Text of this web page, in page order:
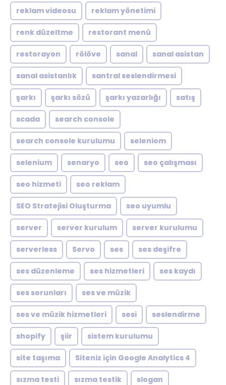
reklam videosu reklam yönetimi
renk düzeltme restorant menü
restorayon rölöve sanal sanal asistan
sanal asistanlık santral seslendirmesi
şarkı şarkı sözü şarkı yazarlığı satış
scada search console
search console kurulumu seleniom
selenium senaryo seo seo çalışması
seo hizmeti seo reklam
SEO Stratejisi Oluşturma seo uyumlu
server server kurulum server kurulumu
serverless Servo ses ses deşifre
ses düzenleme ses hizmetleri ses kaydı
ses sorunları ses ve müzik
ses ve müzik hizmetleri sesi seslendirme
shopify şiir sistem kurulumu
site taşıma Siteniz için Google Analytics 4
sızma testi sızma testik slogan